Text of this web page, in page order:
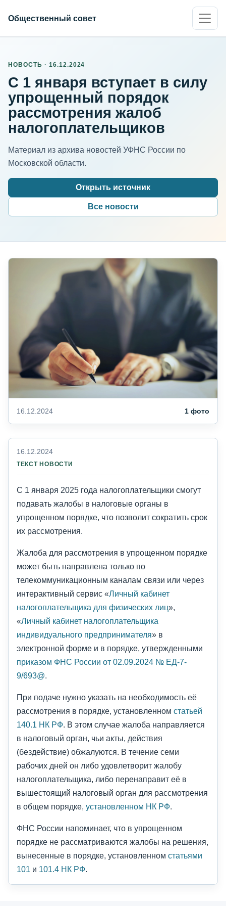
Общественный совет
НОВОСТЬ · 16.12.2024
С 1 января вступает в силу
упрощенный порядок
рассмотрения жалоб
налогоплательщиков
Материал из архива новостей УФНС России по
Московской области.
Открыть источник
Все новости
16.12.2024 1 фото
16.12.2024
ТЕКСТ НОВОСТИ
С 1 января 2025 года налогоплательщики смогут
подавать жалобы в налоговые органы в
упрощенном порядке, что позволит сократить срок
их рассмотрения.
Жалоба для рассмотрения в упрощенном порядке
может быть направлена только по
телекоммуникационным каналам связи или через
интерактивный сервис «Личный кабинет
налогоплательщика для физических лиц»,
«Личный кабинет налогоплательщика
индивидуального предпринимателя» в
электронной форме и в порядке, утвержденными
приказом ФНС России от 02.09.2024 № ЕД-7-
9/693@.
При подаче нужно указать на необходимость её
рассмотрения в порядке, установленном статьей
140.1 НК РФ. В этом случае жалоба направляется
в налоговый орган, чьи акты, действия
(бездействие) обжалуются. В течение семи
рабочих дней он либо удовлетворит жалобу
налогоплательщика, либо перенаправит её в
вышестоящий налоговый орган для рассмотрения
в общем порядке, установленном НК РФ.
ФНС России напоминает, что в упрощенном
порядке не рассматриваются жалобы на решения,
вынесенные в порядке, установленном статьями
101 и 101.4 НК РФ.